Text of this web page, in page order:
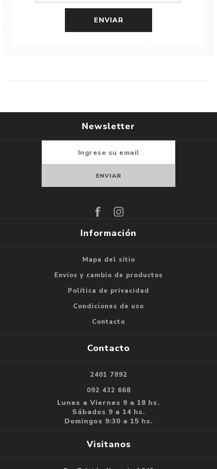
Newsletter
Información
Mapa del sitio
Envíos y cambio de productos
Política de privacidad
Condiciones de uso
Contacto
Contacto
2401 7892
092 432 668
Lunes a Viernes 9 a 18 hs.
Sábados 9 a 14 hs.
Domingos 9:30 a 15 hs.
Visitanos